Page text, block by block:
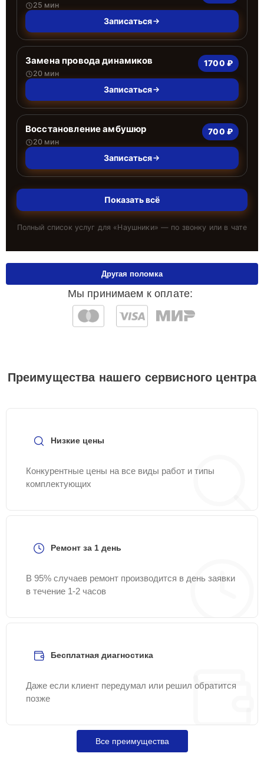
25 мин
Записаться
Замена провода динамиков
20 мин
1700 ₽
Записаться
Восстановление амбушюр
20 мин
700 ₽
Записаться
Показать всё
Полный список услуг для «Наушники» — по звонку или в чате
Мы принимаем к оплате:
Другая поломка
Преимущества нашего сервисного центра
Низкие цены
Конкурентные цены на все виды работ и типы
комплектующих
Ремонт за 1 день
В 95% случаев ремонт производится в день заявки
в течение 1-2 часов
Бесплатная диагностика
Даже если клиент передумал или решил обратится
позже
Все преимущества